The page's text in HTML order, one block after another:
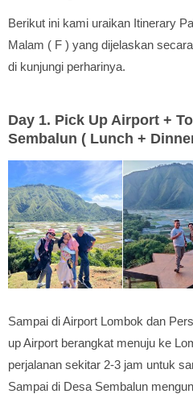
Berikut ini kami uraikan Itinerary
Malam ( F ) yang dijelaskan
di kunjungi perharinya.
Day 1. Pick Up Airport +
Sembalun ( Lunch +
Sampai di Airport Lombok dan
up Airport berangkat menuju ke
perjalanan sekitar 2-3 jam untuk
Sampai di Desa Sembalun